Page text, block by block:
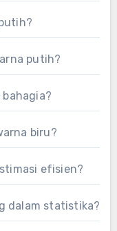
putih?
biru?
efisien?
dalam statistika?